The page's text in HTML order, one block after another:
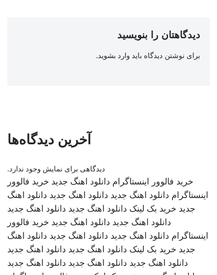
دیدگاهتان را بنویسید
برای نوشتن دیدگاه باید وارد بشوید.
آخرین دیدگاه‌ها
دیدگاهی برای نمایش وجود ندارد.
خرید فالوور اینستاگرام دانلود اهنگ جدید خرید فالوور
اینستاگرام دانلود اهنگ جدید دانلود اهنگ جدید دانلود اهنگ
جدید خرید بک لینک دانلود اهنگ جدید دانلود اهنگ جدید
دانلود اهنگ جدید دانلود اهنگ جدید خرید فالوور
اینستاگرام دانلود اهنگ جدید دانلود اهنگ جدید دانلود اهنگ
جدید خرید بک لینک دانلود اهنگ جدید دانلود اهنگ جدید
دانلود اهنگ جدید دانلود اهنگ جدید دانلود اهنگ جدید